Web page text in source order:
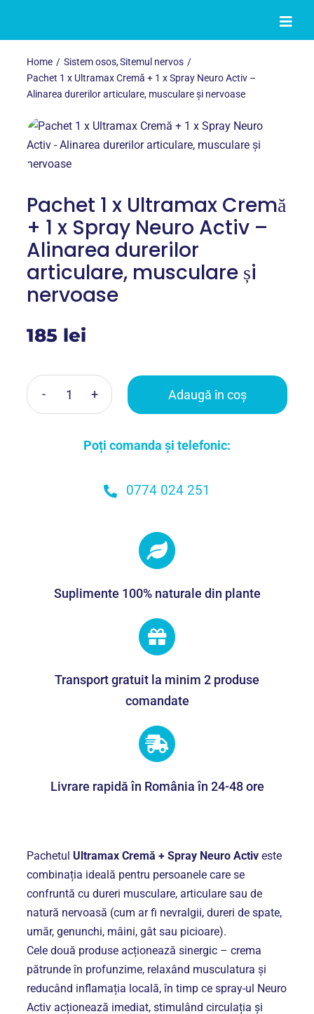
TOATE PRODUSELE
AFECȚIUNI
CREME & ULEIURI
Contact
Contul meu
Coș
Home Sistem osos Sitemul nervos
Pachet 1 x Ultramax Cremă + 1 x Spray Neuro Activ –
Alinarea durerilor articulare, musculare și nervoase
Pachet 1 x Ultramax Cremă
+ 1 x Spray Neuro Activ –
Alinarea durerilor
articulare, musculare și
nervoase
185 lei
Cantitate
Ultramax
Spray
Alinarea
nervoase
Adaugă în coș
Poți comanda și telefonic:
0774 024 251
Suplimente 100% naturale din plante
Transport gratuit la minim 2 produse
comandate
Livrare rapidă în România în 24-48 ore
Pachetul Ultramax Cremă + Spray Neuro Activeste
combinația ideală pentru persoanele care se
confruntă cu dureri musculare, articulare sau de
natură nervoasă (cum ar fi nevralgii, dureri de spate,
umăr, genunchi, mâini, gât sau picioare).
Cele două produse acționează sinergic – crema
pătrunde în profunzime, relaxând musculatura și
reducând inflamația locală, în timp ce spray-ul Neuro
Activ acționează imediat, stimulând circulația și